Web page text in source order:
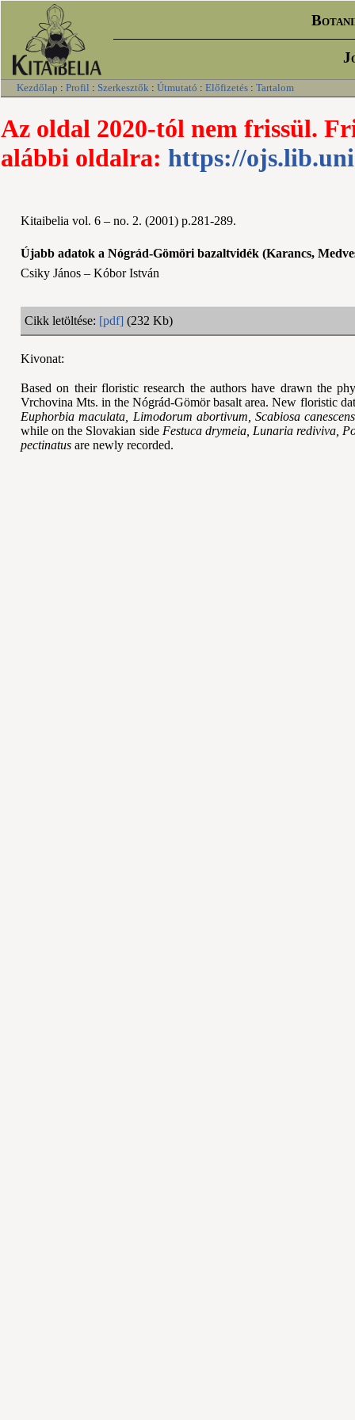
Kezdőlap : Profil : Szerkesztők : Útmutató : Előfizetés : Tartalom
Az oldal 2020-tól nem frissül.
alábbi oldalra: https://
Kitaibelia vol. 6 – no. 2. (2001) p.281-289.
Újabb adatok a Nógrád-Gömöri bazaltvidék (Karancs,
Csiky János – Kóbor István
Cikk letöltése: [pdf] (232 Kb)
Kivonat:
Based on their floristic research the authors have drawn the
Vrchovina Mts. in the Nógrád-Gömör basalt area. New floristic
Euphorbia maculata, Limodorum abortivum, Scabiosa
while on the Slovakian side Festuca drymeia, Lunaria rediviva,
pectinatus are newly recorded.